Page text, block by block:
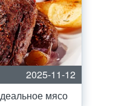
2025-11-12
мясо